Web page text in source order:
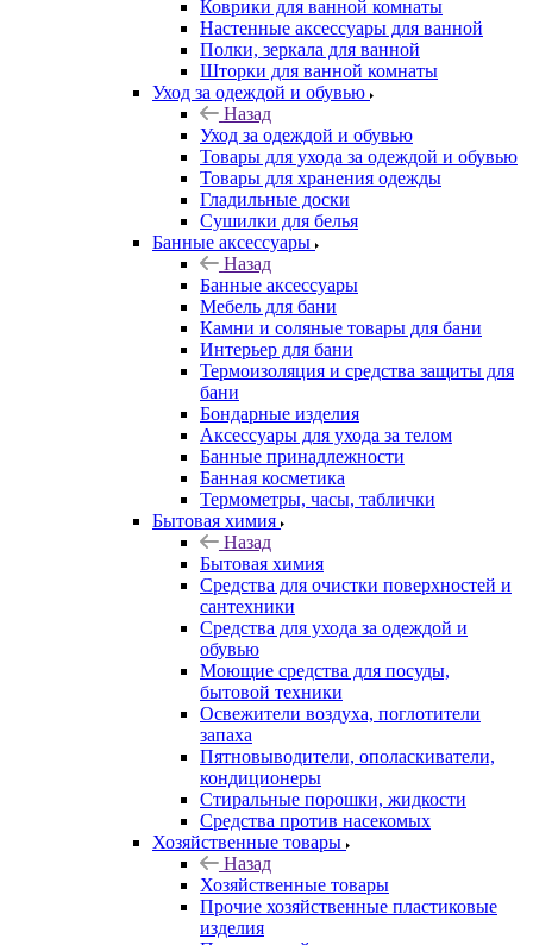
Коврики для ванной комнаты
Настенные аксессуары для ванной
Полки, зеркала для ванной
Шторки для ванной комнаты
Уход за одеждой и обувью
Назад
Уход за одеждой и обувью
Товары для ухода за одеждой и обувью
Товары для хранения одежды
Гладильные доски
Сушилки для белья
Банные аксессуары
Назад
Банные аксессуары
Мебель для бани
Камни и соляные товары для бани
Интерьер для бани
Термоизоляция и средства защиты для
бани
Бондарные изделия
Аксеcсуары для ухода за телом
Банные принадлежности
Банная косметика
Термометры, часы, таблички
Бытовая химия
Назад
Бытовая химия
Средства для очистки поверхностей и
сантехники
Средства для ухода за одеждой и
обувью
Моющие средства для посуды,
бытовой техники
Освежители воздуха, поглотители
запаха
Пятновыводители, ополаскиватели,
кондиционеры
Стиральные порошки, жидкости
Средства против насекомых
Хозяйственные товары
Назад
Хозяйственные товары
Прочие хозяйственные пластиковые
изделия